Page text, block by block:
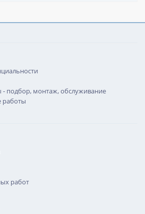
- подбор, монтаж, обслуживание
работы
работ